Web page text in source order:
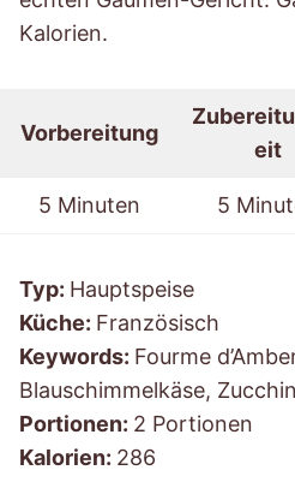
Kalorien.
Vorbereitung
eit
5 Minuten 5
Typ: Hauptspeise
Küche: Französisch
Keywords: Fourme
Blauschimmelkäse,
Portionen: 2 Portionen
Kalorien: 286